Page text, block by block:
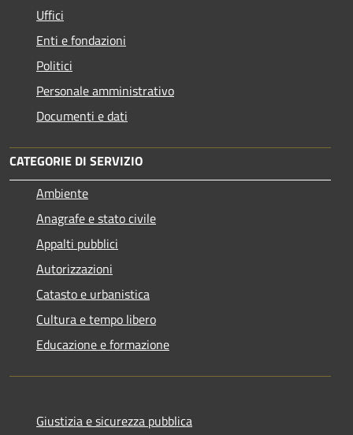
Uffici
Enti e fondazioni
Politici
Personale amministrativo
Documenti e dati
CATEGORIE DI SERVIZIO
Ambiente
Anagrafe e stato civile
Appalti pubblici
Autorizzazioni
Catasto e urbanistica
Cultura e tempo libero
Educazione e formazione
Giustizia e sicurezza pubblica